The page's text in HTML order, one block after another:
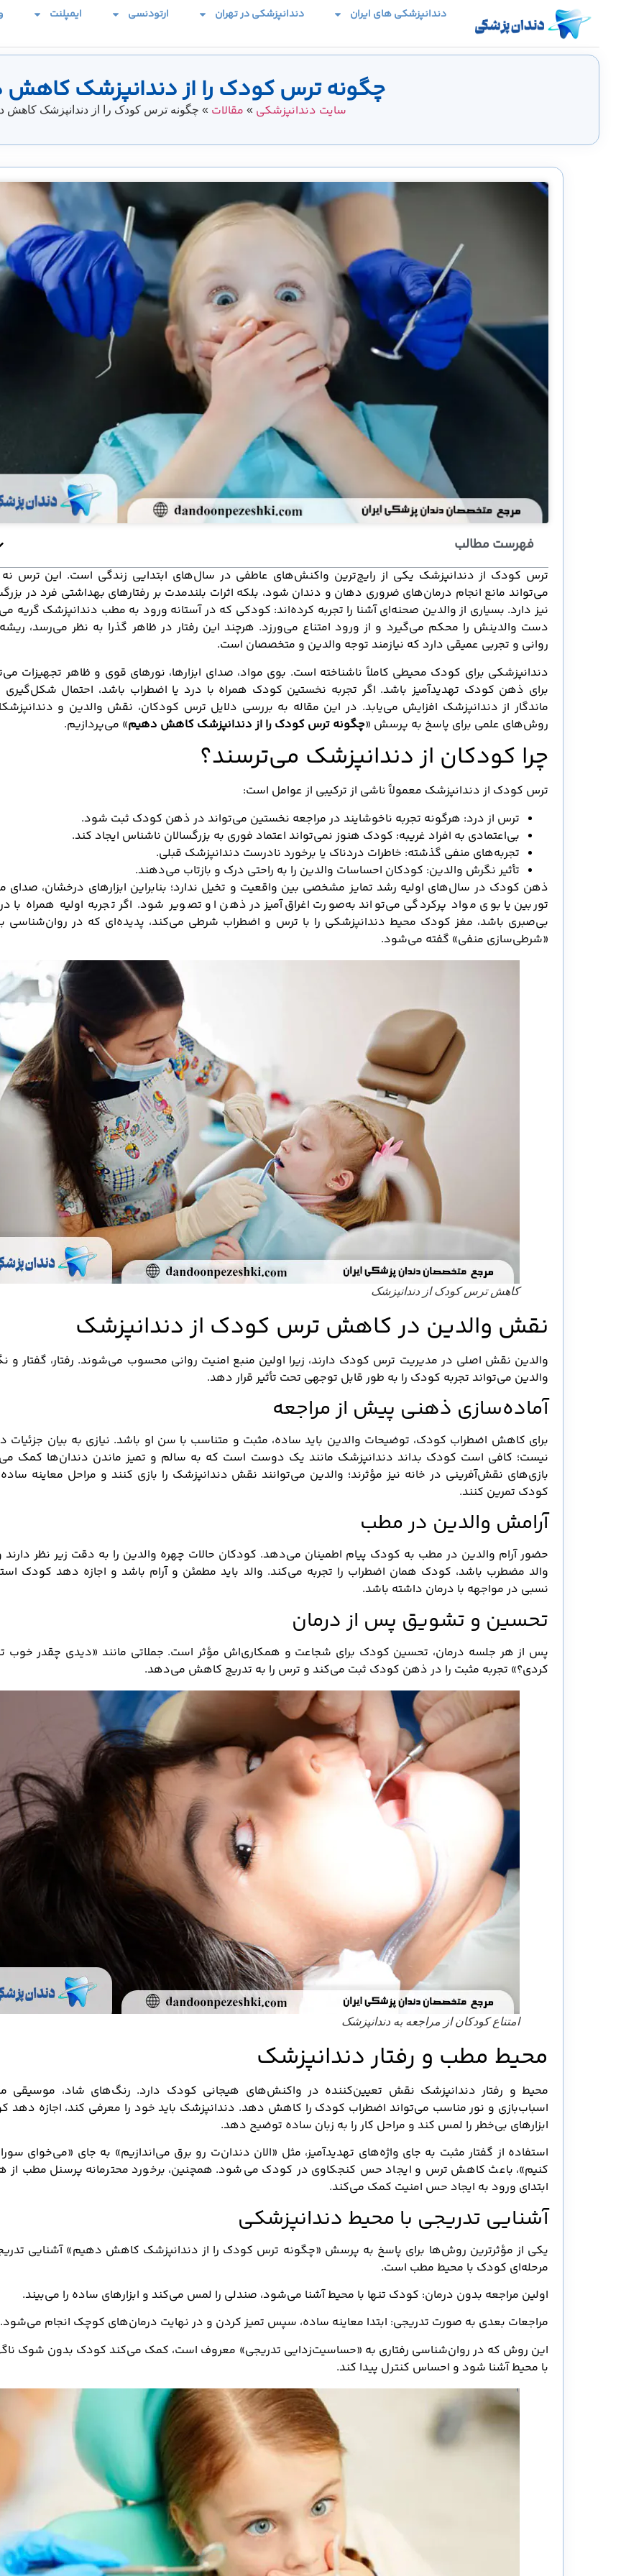
دندانپزشکی های ایران دندانپزشکی در تهران ارتودنسی ایمپلنت
چگونه ترس کودک را از دندانپزشک
سایت دندانپزشکی » مقالات » چگونه ترس کودک را از دندانپزشک کاهش
فهرست مطالب
ترس کودک از دندانپزشک یکی از رایج‌ترین واکنش‌های عاطفی در سال‌های ابتدایی زندگی است. این ترس نه
می‌تواند مانع انجام درمان‌های ضروری دهان و دندان شود، بلکه اثرات بلندمدت بر رفتارهای بهداشتی فرد در
نیز دارد. بسیاری از والدین صحنه‌ای آشنا را تجربه کرده‌اند: کودکی که در آستانه ورود به مطب دندانپزشک گریه
دست والدینش را محکم می‌گیرد و از ورود امتناع می‌ورزد. هرچند این رفتار در ظاهر گذرا به نظر می‌رسد،
روانی و تجربی عمیقی دارد که نیازمند توجه والدین و متخصصان است.
دندانپزشکی برای کودک محیطی کاملاً ناشناخته است. بوی مواد، صدای ابزارها، نورهای قوی و ظاهر تجهیزات
برای ذهن کودک تهدیدآمیز باشد. اگر تجربه نخستین کودک همراه با درد یا اضطراب باشد، احتمال
ماندگار از دندانپزشک افزایش می‌یابد. در این مقاله به بررسی دلایل ترس کودکان، نقش والدین و
روش‌های علمی برای پاسخ به پرسش «چگونه ترس کودک را از دندانپزشک کاهش دهیم» می‌پردازیم.
چرا کودکان از دندانپزشک می‌ترسند؟
ترس کودک از دندانپزشک معمولاً ناشی از ترکیبی از عوامل است:
ترس از درد: هرگونه تجربه ناخوشایند در مراجعه نخستین می‌تواند در ذهن کودک ثبت شود.
بی‌اعتمادی به افراد غریبه: کودک هنوز نمی‌تواند اعتماد فوری به بزرگسالان ناشناس ایجاد کند.
تجربه‌های منفی گذشته: خاطرات دردناک یا برخورد نادرست دندانپزشک قبلی.
تأثیر نگرش والدین: کودکان احساسات والدین را به راحتی درک و بازتاب می‌دهند.
ذهن کودک در سال‌های اولیه رشد تمایز مشخصی بین واقعیت و تخیل ندارد؛ بنابراین ابزارهای درخشان، صدای
توربین یا بوی مواد پرکردگی می‌تواند به‌صورت اغراق‌آمیز در ذهن او تصویر شود. اگر تجربه اولیه همراه با
بی‌صبری باشد، مغز کودک محیط دندانپزشکی را با ترس و اضطراب شرطی می‌کند، پدیده‌ای که در روان‌شناسی
«شرطی‌سازی منفی» گفته می‌شود.
کاهش ترس کودک از دندانپزشک
نقش والدین در کاهش ترس کودک از دندانپزشک
والدین نقش اصلی در مدیریت ترس کودک دارند، زیرا اولین منبع امنیت روانی محسوب می‌شوند. رفتار، گفتار و
والدین می‌تواند تجربه کودک را به طور قابل توجهی تحت تأثیر قرار دهد.
آماده‌سازی ذهنی پیش از مراجعه
برای کاهش اضطراب کودک، توضیحات والدین باید ساده، مثبت و متناسب با سن او باشد. نیازی به بیان جزئیات
نیست؛ کافی است کودک بداند دندانپزشک مانند یک دوست است که به سالم و تمیز ماندن دندان‌ها کمک
بازی‌های نقش‌آفرینی در خانه نیز مؤثرند؛ والدین می‌توانند نقش دندانپزشک را بازی کنند و مراحل معاینه ساده
کودک تمرین کنند.
آرامش والدین در مطب
حضور آرام والدین در مطب به کودک پیام اطمینان می‌دهد. کودکان حالات چهره والدین را به دقت زیر نظر دارند
والد مضطرب باشد، کودک همان اضطراب را تجربه می‌کند. والد باید مطمئن و آرام باشد و اجازه دهد کودک
نسبی در مواجهه با درمان داشته باشد.
تحسین و تشویق پس از درمان
پس از هر جلسه درمان، تحسین کودک برای شجاعت و همکاری‌اش مؤثر است. جملاتی مانند «دیدی چقدر خوب
کردی؟» تجربه مثبت را در ذهن کودک ثبت می‌کند و ترس را به تدریج کاهش می‌دهد.
امتناع کودکان از مراجعه به دندانپزشک
محیط مطب و رفتار دندانپزشک
محیط و رفتار دندانپزشک نقش تعیین‌کننده در واکنش‌های هیجانی کودک دارد. رنگ‌های شاد، موسیقی
اسباب‌بازی و نور مناسب می‌تواند اضطراب کودک را کاهش دهد. دندانپزشک باید خود را معرفی کند، اجازه دهد
ابزارهای بی‌خطر را لمس کند و مراحل کار را به زبان ساده توضیح دهد.
استفاده از گفتار مثبت به جای واژه‌های تهدیدآمیز، مثل «الان دندان‌ت رو برق می‌اندازیم» به جای «می‌خوای
کنیم»، باعث کاهش ترس و ایجاد حس کنجکاوی در کودک می‌شود. همچنین، برخورد محترمانه پرسنل مطب از
ابتدای ورود به ایجاد حس امنیت کمک می‌کند.
آشنایی تدریجی با محیط دندانپزشکی
یکی از مؤثرترین روش‌ها برای پاسخ به پرسش «چگونه ترس کودک را از دندانپزشک کاهش دهیم» آشنایی
مرحله‌ای کودک با محیط مطب است.
اولین مراجعه بدون درمان: کودک تنها با محیط آشنا می‌شود، صندلی را لمس می‌کند و ابزارهای ساده را می‌بیند.
مراجعات بعدی به صورت تدریجی: ابتدا معاینه ساده، سپس تمیز کردن و در نهایت درمان‌های کوچک انجام می‌شود.
این روش که در روان‌شناسی رفتاری به «حساسیت‌زدایی تدریجی» معروف است، کمک می‌کند کودک بدون شوک
با محیط آشنا شود و احساس کنترل پیدا کند.